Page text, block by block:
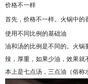
价格不一样
首先，价格不一样。火锅中的
使用不同比例的基础油
油和汤的比例是不同的。火锅
辣，厚重，如果少油，效果就
本上是七点汤，三点油（俗称